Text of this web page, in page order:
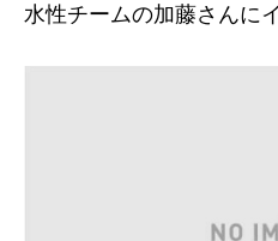
水性チームの加藤さんに